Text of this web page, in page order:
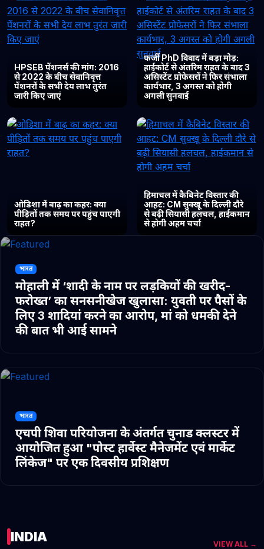
HPSEB पेंशनर्स की मांग: 2016
से 2022 के बीच सेवानिवृत्त
पेंशनरों के सभी देय लाभ तुरंत
जारी किए जाएं
फर्जी PhD विवाद में बड़ा मोड़:
हाईकोर्ट से अंतरिम राहत के बाद 3
असिस्टेंट प्रोफेसरों ने फिर संभाला
कार्यभार, 3 अगस्त को होगी
अगली सुनवाई
ओडिशा में बाढ़ का कहर: क्या
पीड़ितों तक समय पर पहुंच पाएगी
राहत?
हिमाचल में कैबिनेट विस्तार की
आहट: CM सुक्खू के दिल्ली दौरे
से बढ़ी सियासी हलचल, हाईकमान
से होगी अहम चर्चा
भारत
मोहाली में ‘शादी के नाम पर लड़कियों की खरीद-
फरोख्त’ का सनसनीखेज खुलासा: युवती पर पैसों के
लिए 3 शादियां करने का आरोप, मां को धमकी देने
की बात भी आई सामने
भारत
एचपी शिवा परियोजना के अंतर्गत चुनाड क्लस्टर में
आयोजित हुआ "पोस्ट हार्वेस्ट मैनेजमेंट एवं मार्केट
लिंकेज" पर एक दिवसीय प्रशिक्षण
INDIA VIEW ALL →